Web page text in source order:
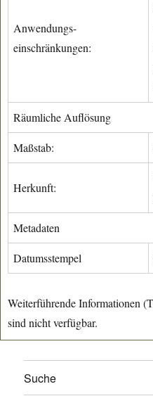
Anwendungs-
einschränkungen:
Räumliche Auflösung
Maßstab:
Herkunft:
Metadaten
Datumsstempel
Weiterführende Informationen
sind nicht verfügbar.
Suche